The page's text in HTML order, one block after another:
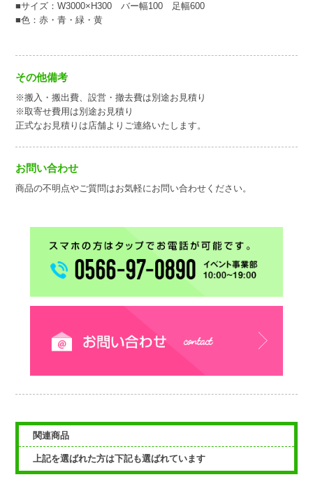
■サイズ：W3000×H300 バー幅100 足幅600
■色：赤・青・緑・黄
その他備考
※搬入・搬出費、設営・撤去費は別途お見積り
※取寄せ費用は別途お見積り
正式なお見積りは店舗よりご連絡いたします。
お問い合わせ
商品の不明点やご質問はお気軽にお問い合わせください。
関連商品
上記を選ばれた方は下記も選ばれています